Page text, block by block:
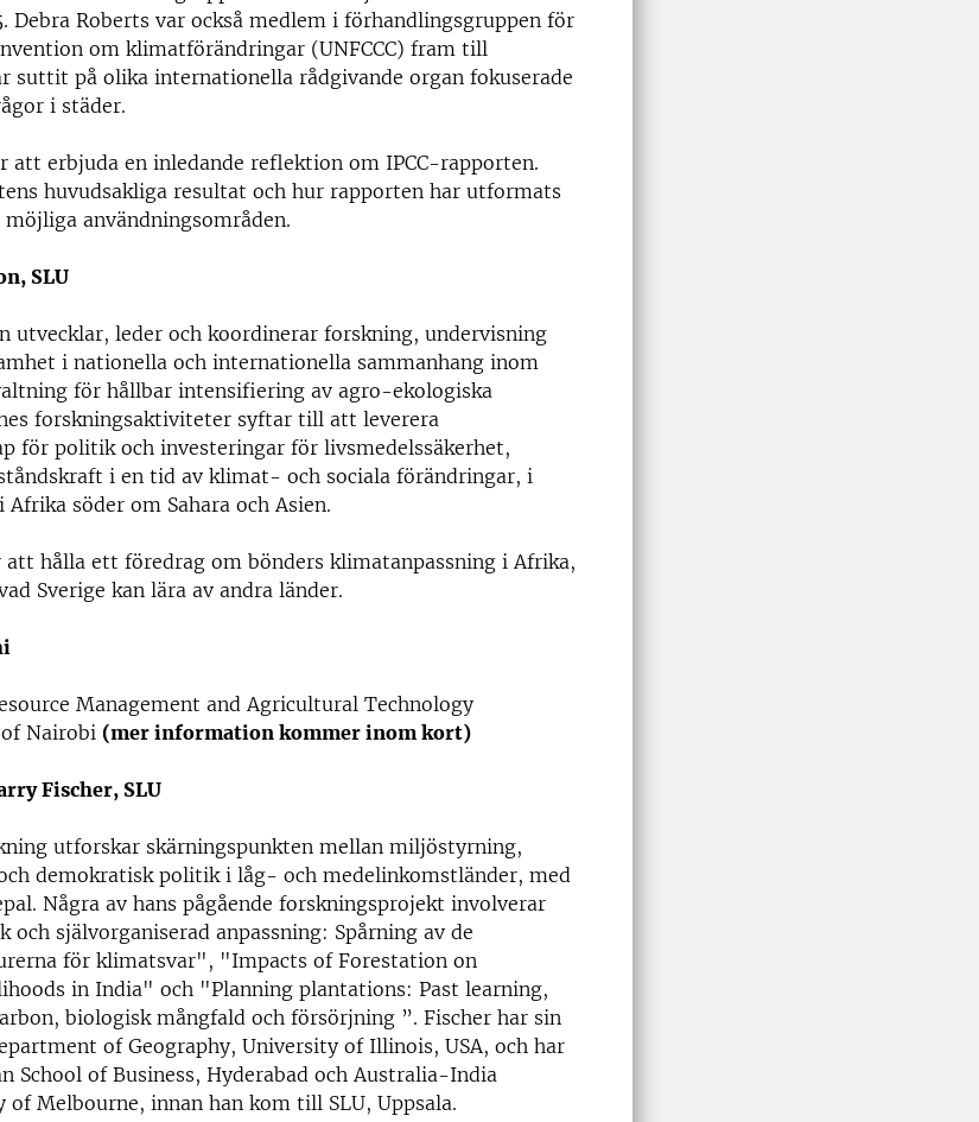
Debra Roberts var också medlem i förhandlingsgruppen för
om klimatförändringar (UNFCCC) fram till
suttit på olika internationella rådgivande organ fokuserade
i städer.
att erbjuda en inledande reflektion om IPCC-rapporten.
huvudsakliga resultat och hur rapporten har utformats
möjliga användningsområden.
SLU
utvecklar, leder och koordinerar forskning, undervisning
i nationella och internationella sammanhang inom
för hållbar intensifiering av agro-ekologiska
forskningsaktiviteter syftar till att leverera
för politik och investeringar för livsmedelssäkerhet,
i en tid av klimat- och sociala förändringar, i
söder om Sahara och Asien.
att hålla ett föredrag om bönders klimatanpassning i Afrika,
Sverige kan lära av andra länder.
Management and Agricultural Technology
Nairobi (mer information kommer inom kort)
Fischer, SLU
utforskar skärningspunkten mellan miljöstyrning,
demokratisk politik i låg- och medelinkomstländer, med
Några av hans pågående forskningsprojekt involverar
självorganiserad anpassning: Spårning av de
för klimatsvar", "Impacts of Forestation on
in India" och "Planning plantations: Past learning,
biologisk mångfald och försörjning ”. Fischer har sin
of Geography, University of Illinois, USA, och har
School of Business, Hyderabad och Australia-India
Melbourne, innan han kom till SLU, Uppsala.